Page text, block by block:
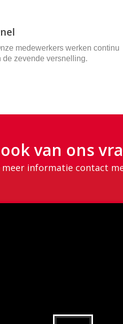
medewerkers werken continu
de zevende versnelling.
van ons
meer informatie contact